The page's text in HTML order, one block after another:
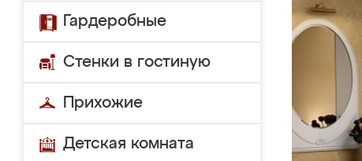
Гардеробные
Стенки в гостиную
Прихожие
Детская комната